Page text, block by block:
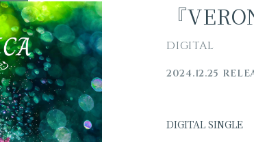
『
DIGITAL
2024.12.25
DIGITAL SINGLE